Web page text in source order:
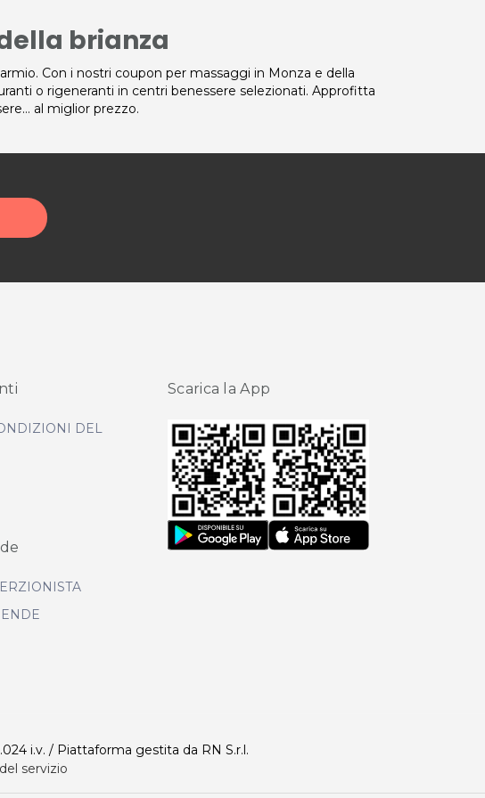
brianza
Con i nostri coupon per massaggi in Monza e della
o rigeneranti in centri benessere selezionati. Approfitta
al miglior prezzo.
DEL
Scarica la App
i.v. / Piattaforma gestita da RN S.r.l.
servizio